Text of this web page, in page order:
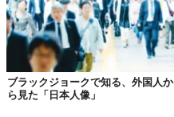
ブラックジョークで知る、外国人か
ら見た「日本人像」